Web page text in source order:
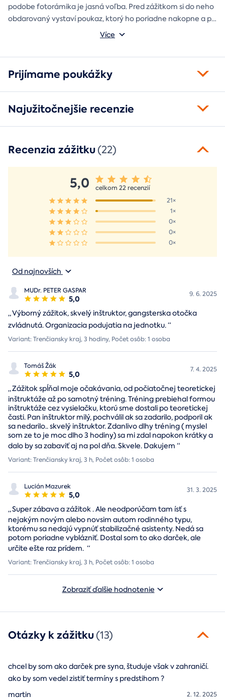
podobe fotorámika je jasná voľba. Pred zážitkom si do neho
obdarovaný vystaví poukaz, ktorý ho poriadne nakopne a po
absolvovaní tam poputuje fotka zo zážitku, ktorá pri každom
Môžete vybrať z motívov balónový, tunelový a univerzálny
Více
Prijímame poukážky
Najužitočnejšie recenzie
Recenzia zážitku(22)
5,0
celkom 22 recenzií
21×
1×
0×
0×
0×
Od najnovších
MUDr. PETER GASPAR
5,0 9. 6. 2025
„Výborný zážitok, skvelý inštruktor, gangsterska otočka
zvládnutá. Organizacia podujatia na jednotku.“
Variant: Trenčiansky kraj, 3 hodiny, Počet osôb: 1 osoba
Tomáš Žák
5,0 7. 4. 2025
„Zážitok spĺňal moje očakávania, od počiatočnej teoretickej
inštruktáže až po samotný tréning. Tréning prebiehal formou
inštruktáže cez vysielačku, ktorú sme dostali po teoretickej
časti. Pan inštruktor milý, pochválil ak sa zadarilo, podporil ak
sa nedarilo.. skvelý inštruktor. Zdanlivo dlhy tréning ( myslel
som ze to je moc dlho 3 hodiny) sa mi zdal napokon krátky a
dalo by sa zabaviť aj na pol dňa. Skvele. Dakujem “
Variant: Trenčiansky kraj, 3 h, Počet osôb: 1 osoba
Lucián Mazurek
5,0 31. 3. 2025
„Super zábava a zážitok . Ale neodporúčam tam ísť s
nejakým novým alebo novsim autom rodinného typu,
ktorému sa nedajú vypnúť stabilizačné asistenty. Nedá sa
potom poriadne vyblázniť. Dostal som to ako darček, ale
určite ešte raz prídem. “
Variant: Trenčiansky kraj, 3 h, Počet osôb: 1 osoba
Zobraziť ďalšie hodnotenie
Otázky k zážitku(13)
chcel by som ako darček pre syna, študuje však v zahraničí.
ako by som vedel zistiť termíny s predstihom ?
2. 12. 2025
martin